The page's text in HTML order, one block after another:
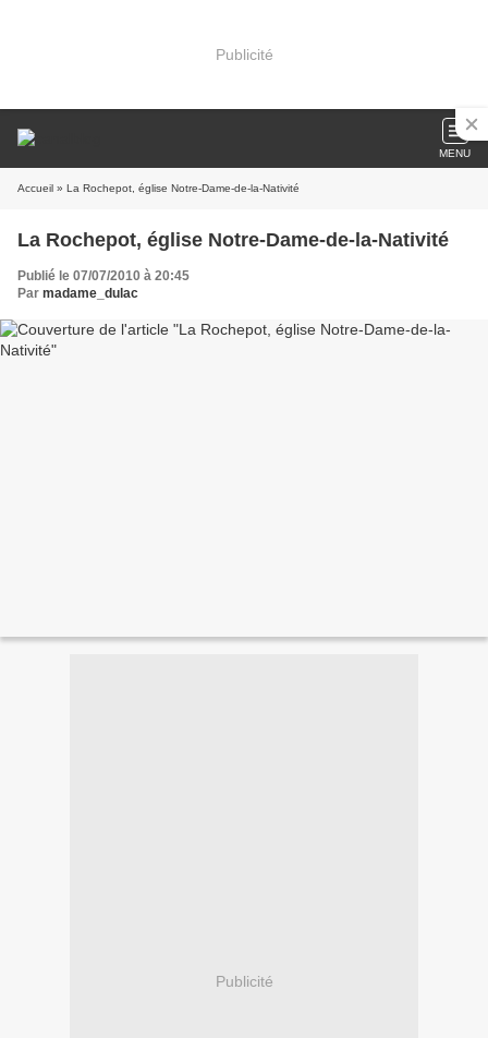
Publicité
MENU
Accueil » La Rochepot, église Notre-Dame-de-la-Nativité
La Rochepot, église Notre-Dame-de-la-Nativité
Publié le 07/07/2010 à 20:45
Par madame_dulac
Publicité